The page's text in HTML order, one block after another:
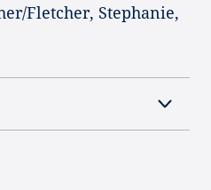
Fletcher, Stephanie,